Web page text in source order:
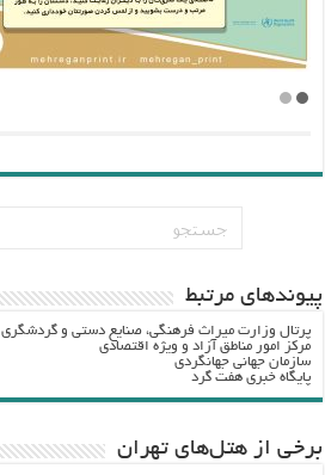
پيوندهاي مرتبط
پرتال وزارت ميراث فرهنگي، صنایع دستی و گردشگري
مرکز امور مناطق آزاد و ویژه اقتصادی
سازمان جهانی جهانگردی
پایگاه خبری هفت گرد
برخی از هتل‌های تهران